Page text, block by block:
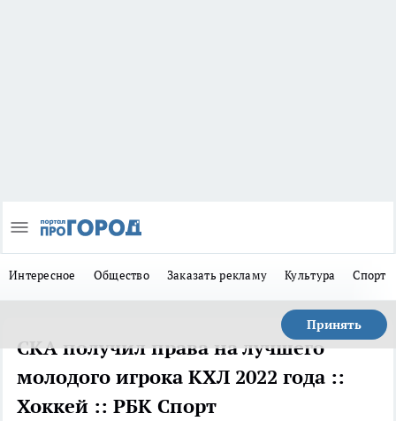
Интересное Общество Заказать рекламу Культура Спорт
Принять
СКА получил права на лучшего
молодого игрока КХЛ 2022 года ::
Хоккей :: РБК Спорт